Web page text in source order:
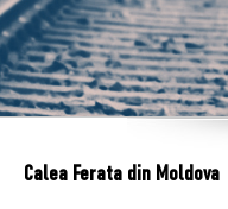
Calea Ferata din Moldova